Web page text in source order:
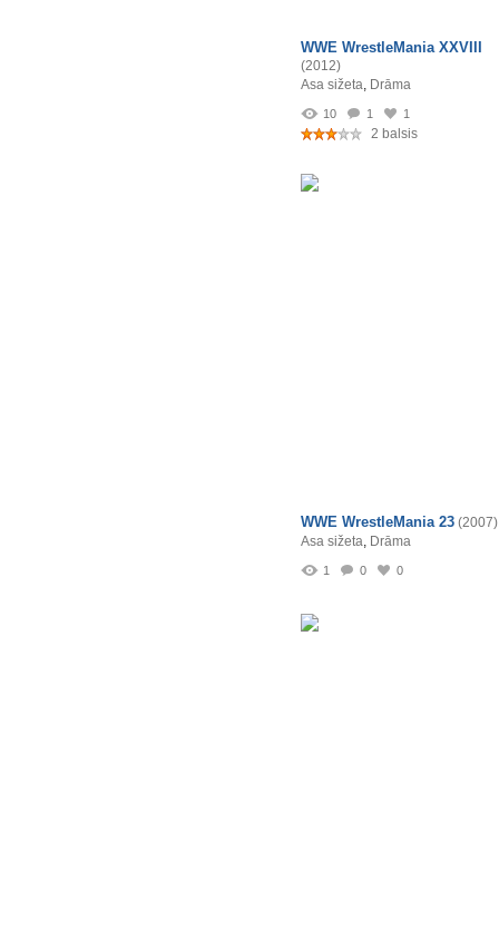
WWE WrestleMania XXVIII
(2012)
Asa sižeta, Drāma
10 1 1
2 balsis
WWE WrestleMania 23 (2007)
Asa sižeta, Drāma
1 0 0